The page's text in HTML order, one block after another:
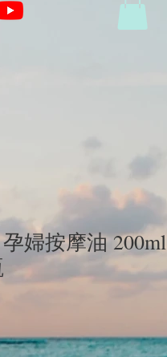
婦按摩油 200ml